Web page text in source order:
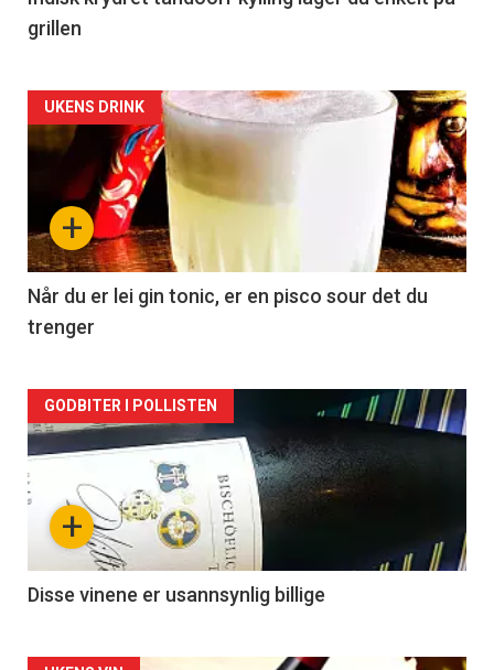
grillen
Forsiden
akkurat
nå
-
2
+
UKENS DRINK
Når du er lei gin tonic, er en pisco sour det du
trenger
Forsiden
akkurat
nå
3
+
GODBITER I POLLISTEN
Disse vinene er usannsynlig billige